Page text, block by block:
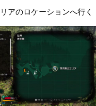
アのロケーションへ行く